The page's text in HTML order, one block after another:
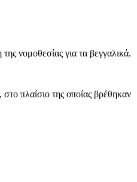
νομοθεσίας για τα βεγγαλικά.
πλαίσιο της οποίας βρέθηκαν